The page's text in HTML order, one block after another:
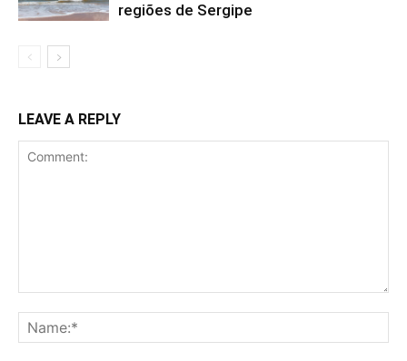
regiões de Sergipe
LEAVE A REPLY